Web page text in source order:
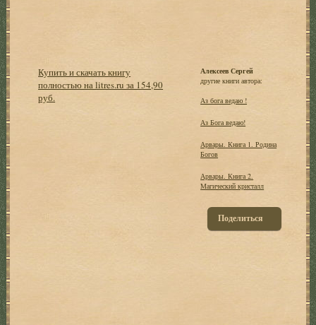
Купить и скачать книгу
полностью на litres.ru за 154,90
руб.
Алексеев Сергей
другие книги автора:
Аз бога ведаю !
Аз Бога ведаю!
Арвары. Книга 1. Родина
Богов
Арвары. Книга 2.
Магический кристалл
Поделиться